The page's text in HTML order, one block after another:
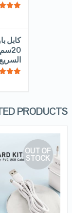
كابل
السريع
PRODUCTS
OUT OF
STOCK
LOOK
VIEW DETAILS
MORE